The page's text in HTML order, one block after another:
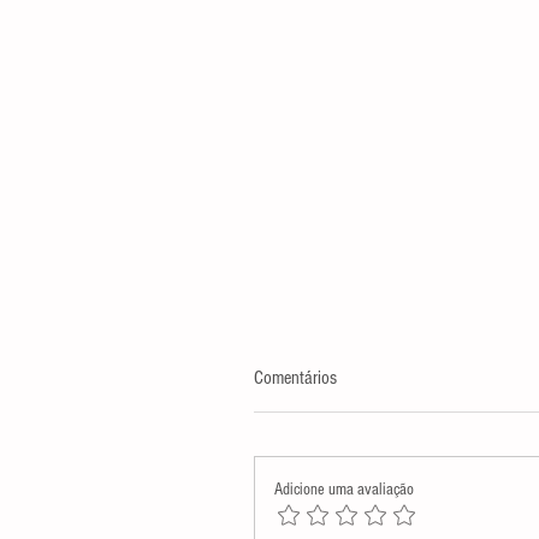
Comentários
Adicione uma avaliação